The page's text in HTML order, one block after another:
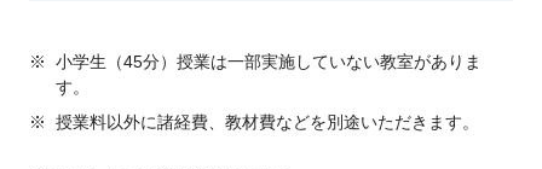
※
小学生（45分）授業は一部実施していない教室がありま
す。
※
授業料以外に諸経費、教材費などを別途いただきます。